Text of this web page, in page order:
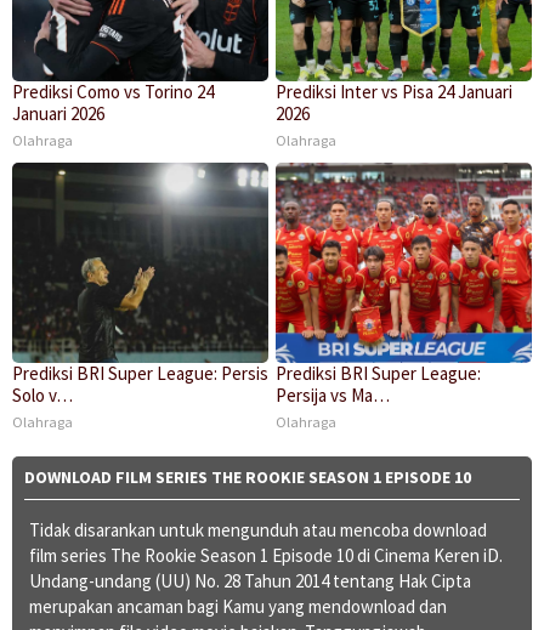
Prediksi Como vs Torino 24
Januari 2026
Olahraga
Prediksi Inter vs Pisa 24 Januari
2026
Olahraga
Prediksi BRI Super League: Persis
Solo v…
Olahraga
Prediksi BRI Super League:
Persija vs Ma…
Olahraga
DOWNLOAD FILM SERIES THE ROOKIE SEASON 1 EPISODE 10
Tidak disarankan untuk mengunduh atau mencoba download
film series The Rookie Season 1 Episode 10 di Cinema Keren iD.
Undang-undang (UU) No. 28 Tahun 2014 tentang Hak Cipta
merupakan ancaman bagi Kamu yang mendownload dan